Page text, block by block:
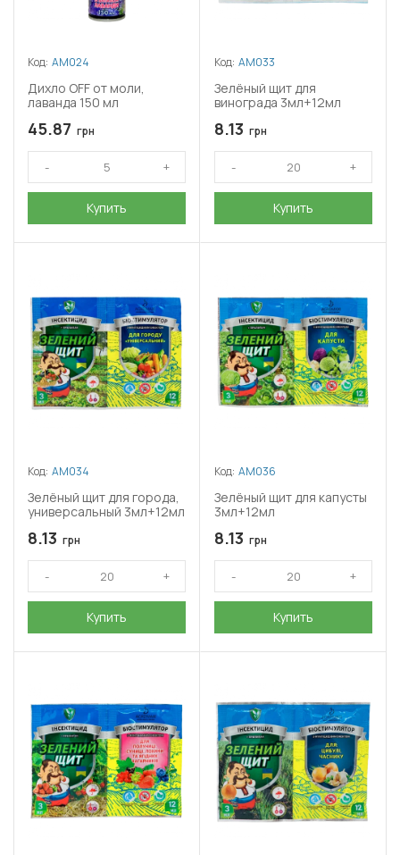
Код: АМ024
Дихло OFF от моли,
лаванда 150 мл
45.87 грн
Купить
Код: АМ033
Зелёный щит для
винограда 3мл+12мл
8.13 грн
Купить
Код: АМ034
Зелёный щит для города,
универсальный 3мл+12мл
8.13 грн
Купить
Код: АМ036
Зелёный щит для капусты
3мл+12мл
8.13 грн
Купить